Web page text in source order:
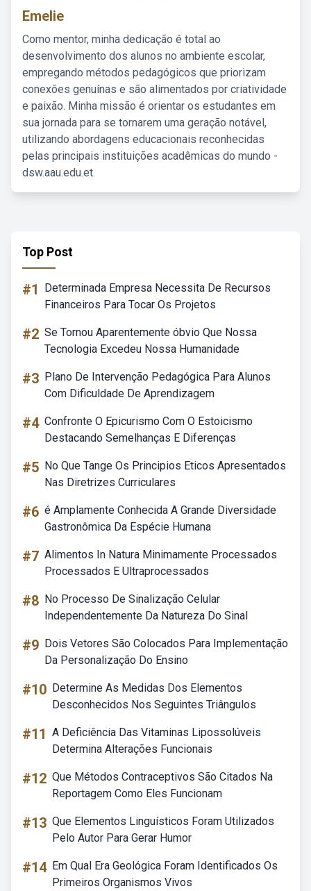
Emelie
Como mentor, minha dedicação é total ao
desenvolvimento dos alunos no ambiente escolar,
empregando métodos pedagógicos que priorizam
conexões genuínas e são alimentados por criatividade
e paixão. Minha missão é orientar os estudantes em
sua jornada para se tornarem uma geração notável,
utilizando abordagens educacionais reconhecidas
pelas principais instituições acadêmicas do mundo -
dsw.aau.edu.et.
Top Post
#1
Determinada Empresa Necessita De Recursos
Financeiros Para Tocar Os Projetos
#2 Se Tornou Aparentemente óbvio Que Nossa
Tecnologia Excedeu Nossa Humanidade
#3 Plano De Intervenção Pedagógica Para Alunos
Com Dificuldade De Aprendizagem
#4 Confronte O Epicurismo Com O Estoicismo
Destacando Semelhanças E Diferenças
#5 No Que Tange Os Principios Eticos Apresentados
Nas Diretrizes Curriculares
#6 é Amplamente Conhecida A Grande Diversidade
Gastronômica Da Espécie Humana
#7 Alimentos In Natura Minimamente Processados
Processados E Ultraprocessados
#8 No Processo De Sinalização Celular
Independentemente Da Natureza Do Sinal
#9 Dois Vetores São Colocados Para Implementação
Da Personalização Do Ensino
#10 Determine As Medidas Dos Elementos
Desconhecidos Nos Seguintes Triângulos
#11 A Deficiência Das Vitaminas Lipossolúveis
Determina Alterações Funcionais
#12 Que Métodos Contraceptivos São Citados Na
Reportagem Como Eles Funcionam
#13 Que Elementos Linguísticos Foram Utilizados
Pelo Autor Para Gerar Humor
#14 Em Qual Era Geológica Foram Identificados Os
Primeiros Organismos Vivos